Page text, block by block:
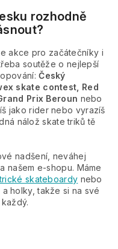
rozhodně
akce pro začátečníky i
soutěže o nejlepší
Český
skate contest, Red
Prix Beroun nebo
jako rider nebo vyrazíš
nálož skate triků tě
nadšení, neváhej
našem e-shopu. Máme
skateboardy nebo
holky, takže si na své